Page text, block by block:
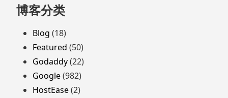
跳
至
页
脚
博客分类
Blog (18)
Featured (50)
Godaddy(22)
Google(982)
HostEase(2)